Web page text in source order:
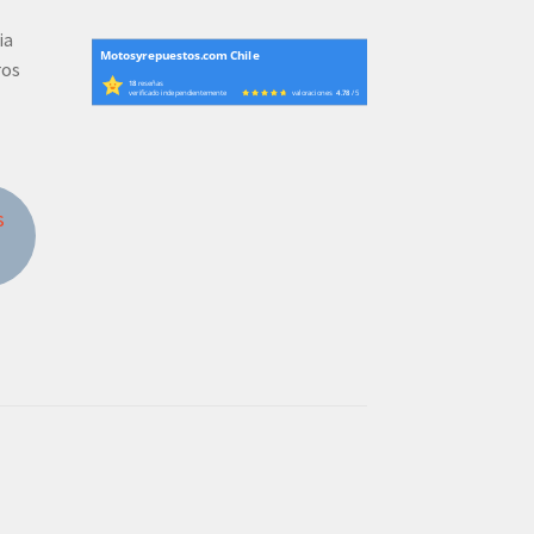
Motosyrepuestos.com Chile
18 reseñas
verificado independientemente valoraciones 4.78/ 5